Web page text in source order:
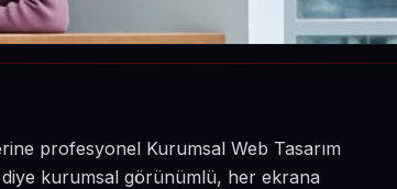
profesyonel Kurumsal Web Tasarım
diye kurumsal görünümlü, her ekrana